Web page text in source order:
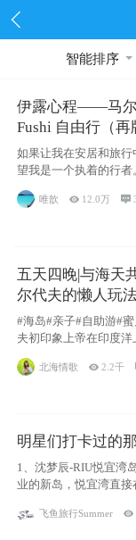
智能排序
伊露心程——马尔
Fushi 自由行（
的留恋）
如果让我在安居和旅
望我是一个执着的行
源于自己
唯歆  12.0万 
五天四晚|与海天
尔代夫的懒人玩
#海岛#亲子#自助游#
夫初印象上帝在印度洋
北海情歌 2.2千
明星们打卡过的
1、沈梦辰-RIU悦宜湾
业的新岛，悦宜湾直
飞鱼旅行Summer 